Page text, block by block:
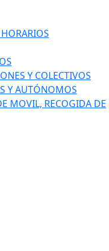
Y COLECTIVOS
Y AUTÓNOMOS
MOVIL, RECOGIDA DE